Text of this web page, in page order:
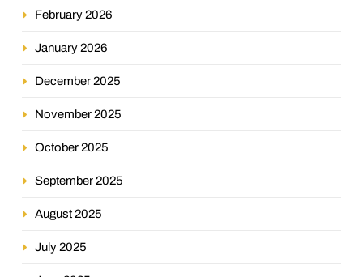
February 2026
January 2026
December 2025
November 2025
October 2025
September 2025
August 2025
July 2025